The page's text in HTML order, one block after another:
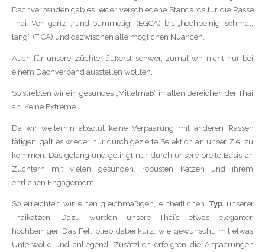
Dachverbänden gab es leider verschiedene Standards für die Rasse
Thai. Von ganz „rund-pummelig“ (EGCA) bis „hochbeinig, schmal,
lang“ (TICA) und dazwischen alle möglichen Nuancen.
Auch für unsere Züchter äußerst schwer, zumal wir nicht nur bei
einem Dachverband ausstellen wollten.
So strebten wir ein gesundes „Mittelmaß“ in allen Bereichen der Thai
an. Keine Extreme.
Da wir weiterhin absolut keine Verpaarung mit anderen Rassen
tätigen, galt es wieder nur durch gezielte Selektion an unser Ziel zu
kommen. Das gelang und gelingt nur durch unsere breite Basis an
Züchtern mit vielen gesunden, robusten Katzen und ihrem
ehrlichen Engagement.
So erreichten wir einen gleichmäßigen, einheitlichen Typ unserer
Thaikatzen. Dazu wurden unsere Thai’s etwas eleganter,
hochbeiniger. Das Fell blieb dabei kurz, wie gewünscht, mit etwas
Unterwolle und anliegend. Zusätzlich erfolgten die Anpaarungen